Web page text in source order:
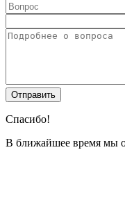
Спасибо!
В ближайшее время мы